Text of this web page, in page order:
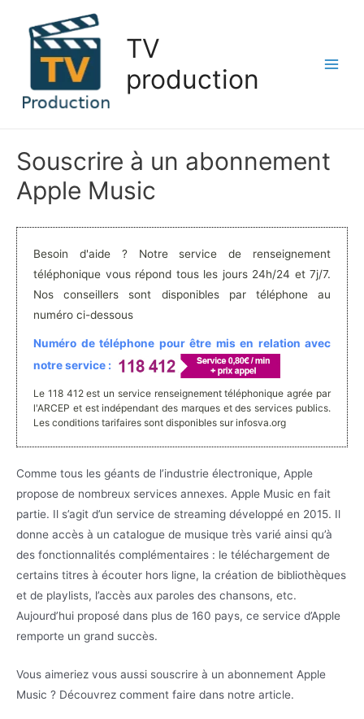
contenu
TV
production
Souscrire à un abonnement
Apple Music
Besoin d'aide ? Notre service de renseignement
téléphonique vous répond tous les jours 24h/24 et 7j/7.
Nos conseillers sont disponibles par téléphone au
numéro ci-dessous
Numéro de téléphone pour être mis en relation avec
notre service :
Le 118 412 est un service renseignement téléphonique agrée par
l'ARCEP et est indépendant des marques et des services publics.
Les conditions tarifaires sont disponibles sur infosva.org
Comme tous les géants de l’industrie électronique, Apple
propose de nombreux services annexes. Apple Music en fait
partie. Il s’agit d’un service de streaming développé en 2015. Il
donne accès à un catalogue de musique très varié ainsi qu’à
des fonctionnalités complémentaires : le téléchargement de
certains titres à écouter hors ligne, la création de bibliothèques
et de playlists, l’accès aux paroles des chansons, etc.
Aujourd’hui proposé dans plus de 160 pays, ce service d’Apple
remporte un grand succès.
Vous aimeriez vous aussi souscrire à un abonnement Apple
Music ? Découvrez comment faire dans notre article.